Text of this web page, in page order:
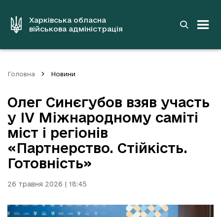
вмістуХарківська обласна
військова адміністрація
Головна Новини
Олег Синєгубов взяв участь
у IV Міжнародному саміті
міст і регіонів
«Партнерство. Стійкість.
Готовність»
26 травня 2026 | 18:45